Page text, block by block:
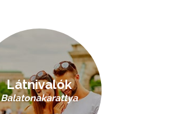
Látnivalók
Balatonakarattya